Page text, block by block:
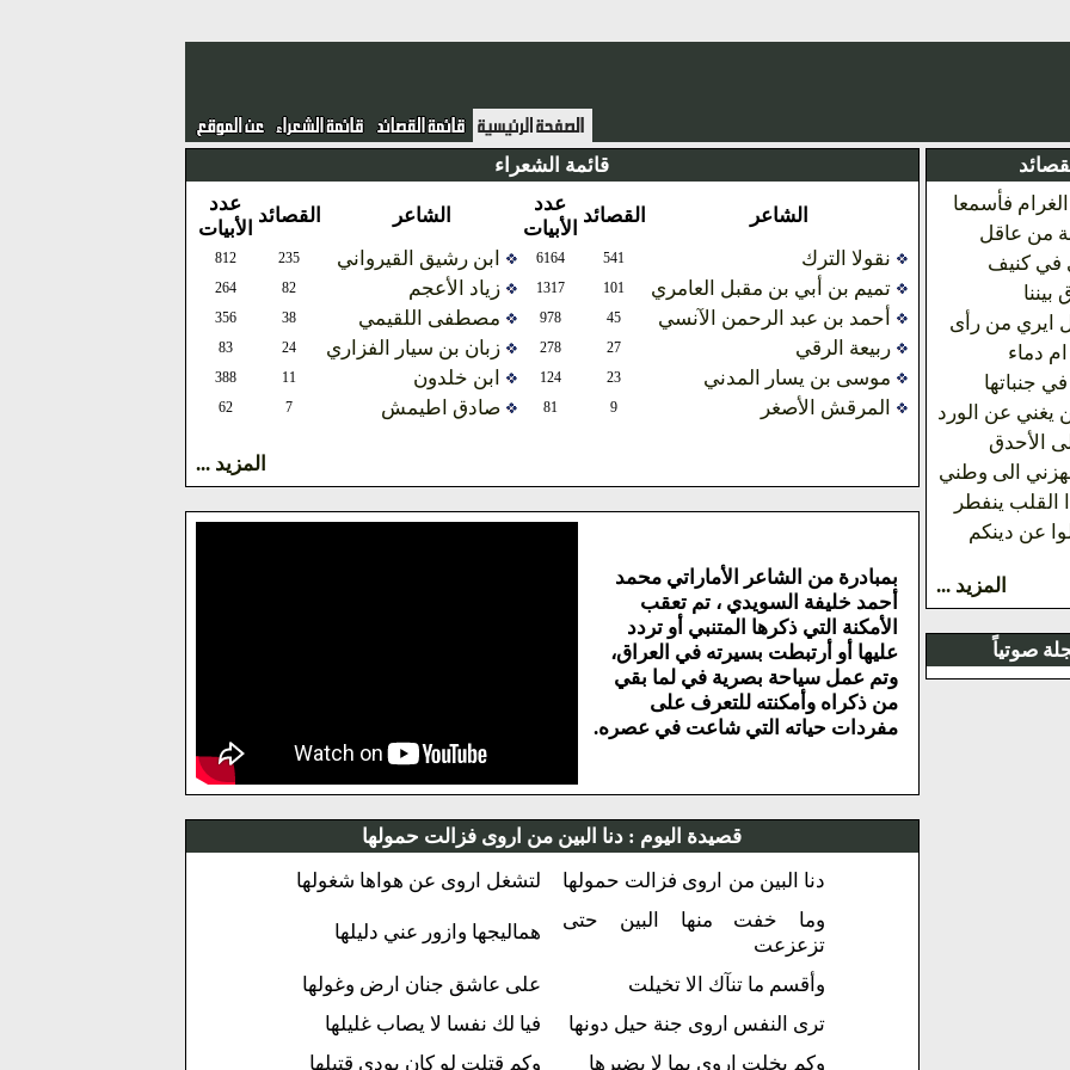
فأسمعا
من عاقل
في كنيف
ايري من رأى
دماء
جنباتها
يغني عن الورد
الأحدق
الى وطني
ينفطر
عن دينكم
المزيد ...
صوتياً
قائمة الشعراء
الشاعر القصائد
عدد
الأبيات
الشاعر القصائد
عدد
الأبيات
نقولا الترك
541
6164 ابن رشيق القيرواني 235
812
تميم بن أبي بن مقبل العامري 101
1317 زياد الأعجم 82
264
أحمد بن عبد الرحمن الآنسي 45
978 مصطفى اللقيمي 38
356
ربيعة الرقي 27
278 زبان بن سيار الفزاري 24
83
موسى بن يسار المدني 23
124 ابن خلدون 11
388
المرقش الأصغر 9
81 صادق اطيمش 7
62
المزيد ...
بمبادرة من الشاعر الأماراتي محمد
أحمد خليفة السويدي ، تم تعقب
الأمكنة التي ذكرها المتنبي أو تردد
عليها أو أرتبطت بسيرته في العراق،
وتم عمل سياحة بصرية في لما بقي
من ذكراه وأمكنته للتعرف على
مفردات حياته التي شاعت في عصره.
قصيدة اليوم : دنا البين من اروى فزالت حمولها
دنا البين من اروى فزالت حمولها
لتشغل اروى عن هواها شغولها
وما خفت منها البين حتى
تزعزعت
هماليجها وازور عني دليلها
وأقسم ما تنآك الا تخيلت
على عاشق جنان ارض وغولها
ترى النفس اروى جنة حيل دونها
فيا لك نفسا لا يصاب غليلها
وكم بخلت اروى بما لا يضيرها
وكم قتلت لو كان يودى قتيلها